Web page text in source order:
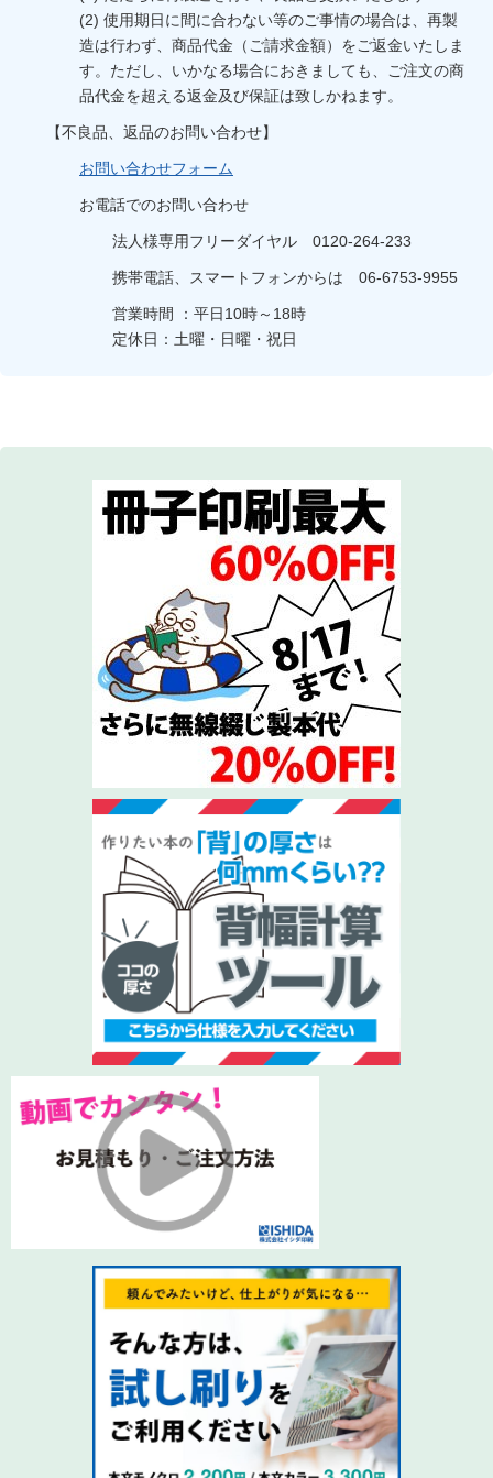
(2) 使用期日に間に合わない等のご事情の場合は、再製
造は行わず、商品代金（ご請求金額）をご返金いたしま
す。ただし、いかなる場合におきましても、ご注文の商
品代金を超える返金及び保証は致しかねます。
【不良品、返品のお問い合わせ】
お問い合わせフォーム
お電話でのお問い合わせ
法人様専用フリーダイヤル 0120-264-233
携帯電話、スマートフォンからは 06-6753-9955
営業時間 ：平日10時～18時
定休日：土曜・日曜・祝日